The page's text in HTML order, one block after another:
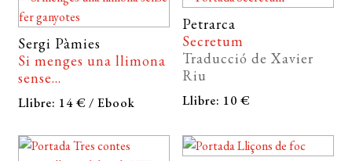
Sergi Pàmies
Si menges una llimona
sense...
Llibre: 14 € / Ebook
Petrarca
Secretum
Traducció de Xavier
Riu
Llibre: 10 €